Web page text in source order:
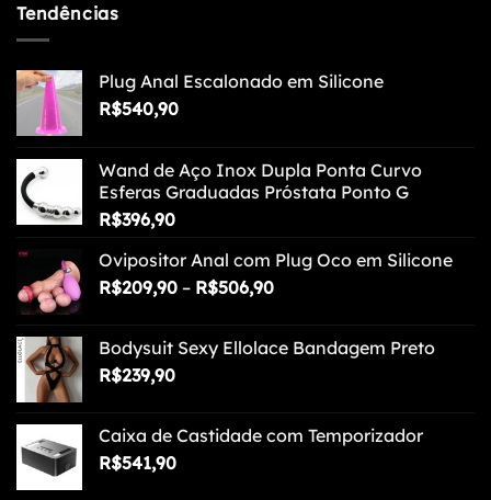
Tendências
Plug Anal Escalonado em Silicone
R$540,90
Wand de Aço Inox Dupla Ponta Curvo
Esferas Graduadas Próstata Ponto G
R$396,90
Ovipositor Anal com Plug Oco em Silicone
R$209,90 – R$506,90Faixa
R$209,90
Bodysuit Sexy Ellolace Bandagem Preto
R$239,90
Caixa de Castidade com Temporizador
R$541,90